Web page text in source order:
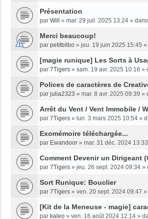
Présentation
par Will » mar. 29 juil. 2025 13:24 » dans
Merci beaucoup!
par petitbilbo » jeu. 19 juin 2025 15:45 »
[magie runique] Les Sorts à
par 7Tigers » sam. 19 avr. 2025 10:16 »
Polices de caractères de
par julia2323 » mar. 8 avr. 2025 09:39 »
Arrêt du Vent / Vent Immobile /
par 7Tigers » lun. 3 mars 2025 10:54 »
Exomémoire téléchargée...
par Ewandoor » mar. 31 déc. 2024 13:33
Comment Devenir un Dirigeant
par 7Tigers » jeu. 26 sept. 2024 09:34 »
Sort Runique: Bouclier
par 7Tigers » ven. 20 sept. 2024 09:47 »
[Kit de la Meneuse - magie]
par kaleo » ven. 16 août 2024 12:14 »